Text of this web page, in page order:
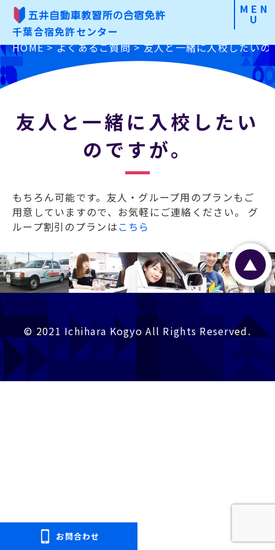
千葉合宿免許センター合宿免許の魅力
お申込みの手順
入校前Check
資料請求・お問合わせ
特定商取引に基づく表記
プライバシーポリシー
免許pay
MEN
U
HOME >よくあるご質問 >友人と一緒に入校したいの
友人と一緒に入校したい
のですが。
もちろん可能です。友人・グループ用のプランもご
用意していますので、お気軽にご連絡ください。 グ
ループ割引のプランはこちら
▲
お問合わせ
© 2021 Ichihara Kogyo All Rights Reserved.